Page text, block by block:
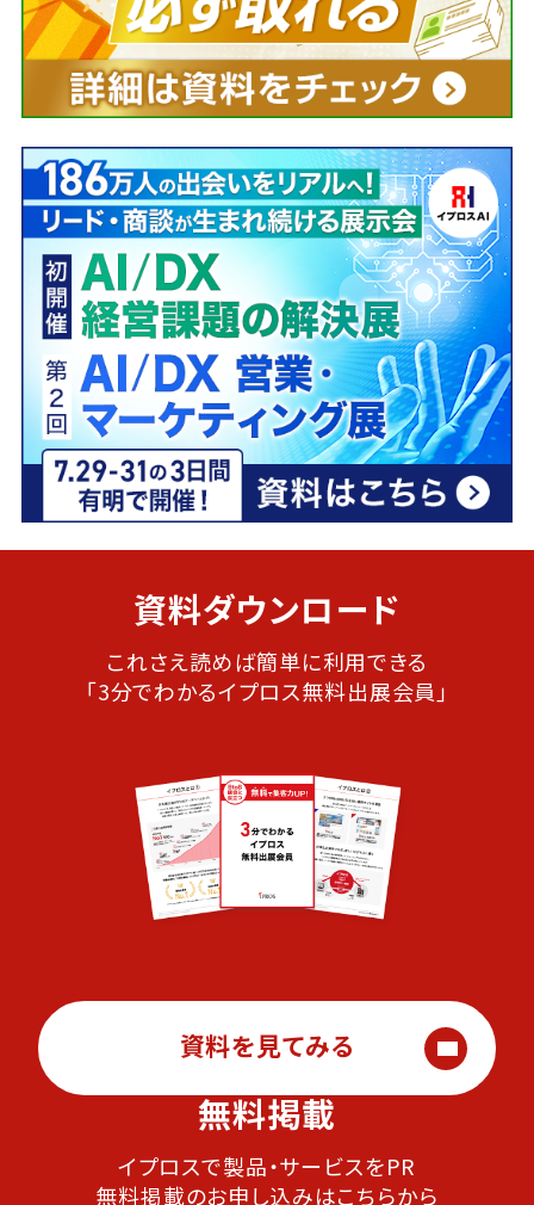
資料ダウンロード
これさえ読めば簡単に利用できる
「3分でわかるイプロス無料出展会員」
資料を見てみる
無料掲載
イプロスで製品・サービスをPR
無料掲載のお申し込みはこちらから